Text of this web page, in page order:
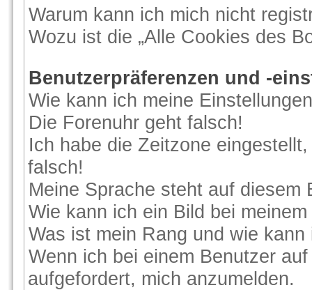
Warum kann ich mich nicht
Wozu ist die „Alle Cookies des
Benutzerpräferenzen und -
Wie kann ich meine
Die Forenuhr geht falsch!
Ich habe die Zeitzone
falsch!
Meine Sprache steht auf diesem
Wie kann ich ein Bild bei
Was ist mein Rang und wie
Wenn ich bei einem Benutzer
aufgefordert, mich anzumelden.